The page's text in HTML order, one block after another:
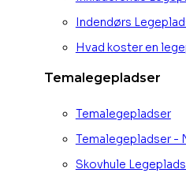
Indendørs
Hvad koster en
Temalegepladser
Temalegepladser
Temalegepladser -
Skovhule